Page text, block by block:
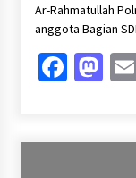
Ar-Rahmatullah
anggota Bagian